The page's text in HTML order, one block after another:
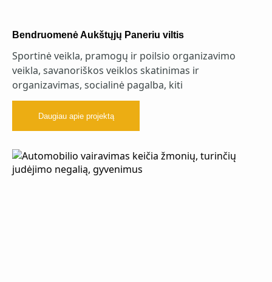
Bendruomenė Aukštųjų Paneriu viltis
Sportinė veikla, pramogų ir poilsio organizavimo
veikla, savanoriškos veiklos skatinimas ir
organizavimas, socialinė pagalba, kiti
Daugiau apie projektą